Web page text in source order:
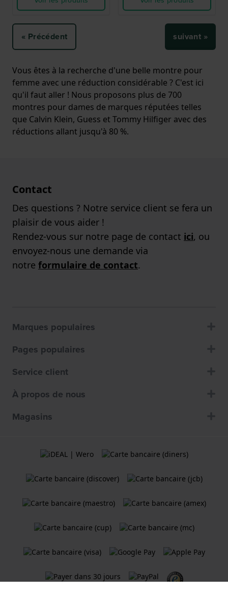
« Précédent suivant »
Vous êtes à la recherche d'une belle montre pour
femme avec une réduction considérable ? C'est ici
qu'il faut aller ! Nous proposons plus de 700
montres pour dames de marques réputées telles
que Calvin Klein, Guess et Tommy Hilfiger avec des
réductions allant jusqu'à 80 %.
Contact
Des questions ? Notre service client se fera un
plaisir de vous aider !
Rendez-vous sur notre page de contact ici, ou
envoyez-nous une demande via
notre formulaire de contact.
Marques populaires
Pages populaires
Service client
À propos de nous
Magasins